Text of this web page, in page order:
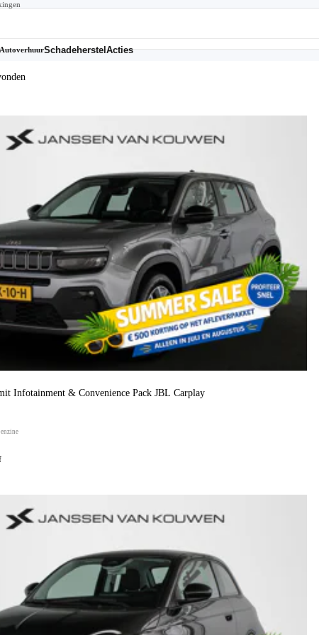
AutoverhuurSchadeherstelActies
Infotainment & Convenience Pack JBL Carplay